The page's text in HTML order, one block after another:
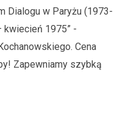
Dialogu w Paryżu (1973-
kwiecień 1975” -
Cena
Zapewniamy szybką